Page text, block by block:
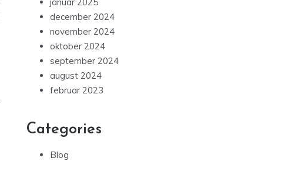
december 2024
november 2024
oktober 2024
september 2024
august 2024
februar 2023
Categories
Blog